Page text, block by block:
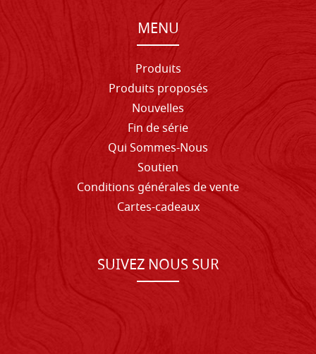
MENU
Produits
Produits proposés
Nouvelles
Fin de série
Qui Sommes-Nous
Soutien
Conditions générales de vente
Cartes-cadeaux
SUIVEZ NOUS SUR